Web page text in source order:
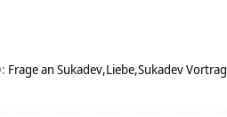
Frage an Sukadev Liebe Sukadev Vortrag